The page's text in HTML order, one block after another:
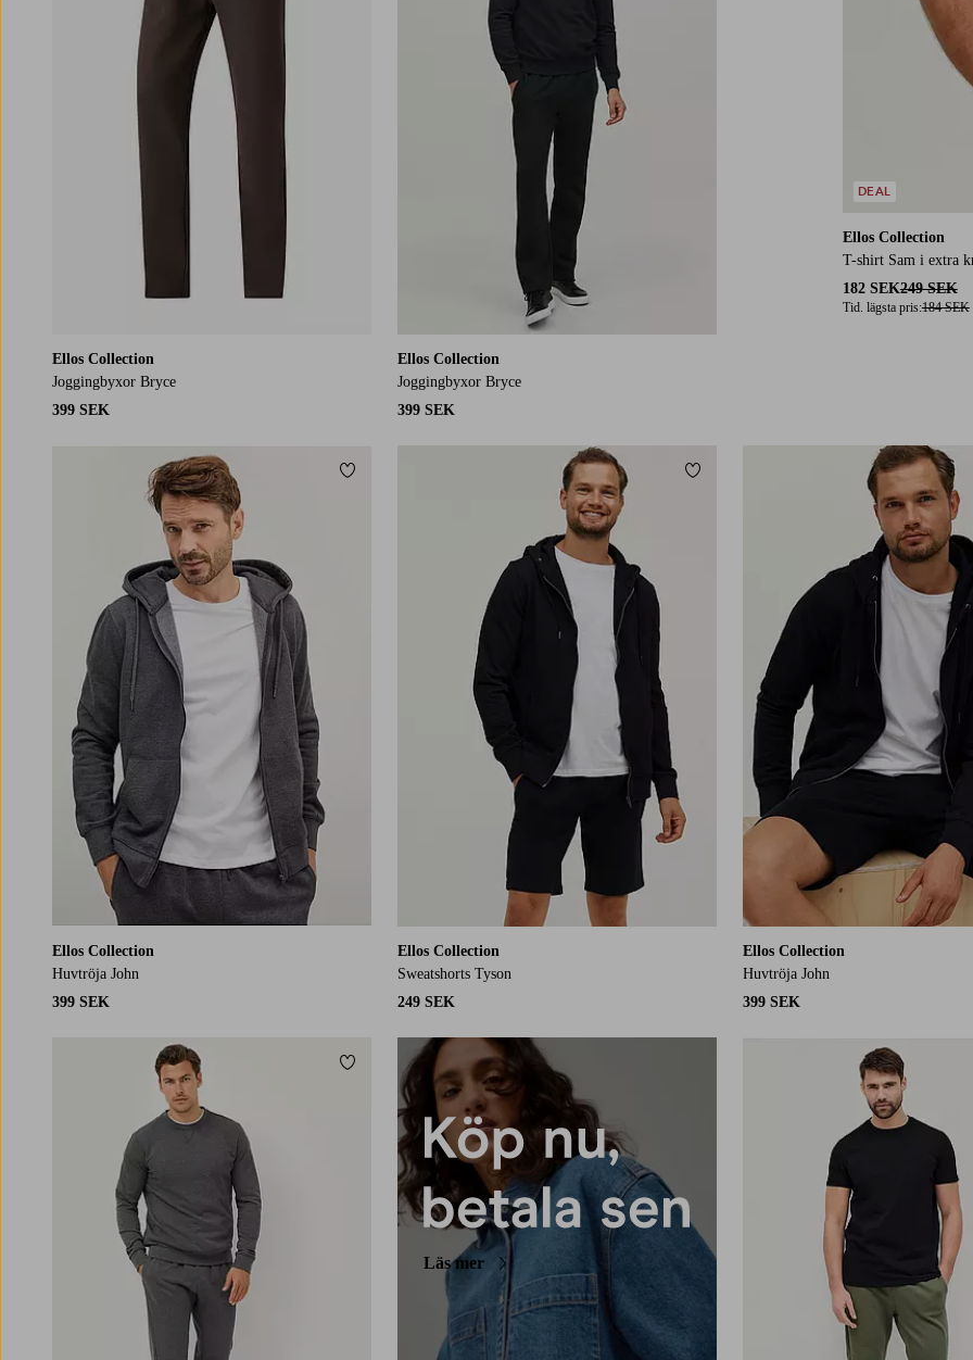
Ellos Collection
T-shirt Sam i extra
182 SEK249 SEK
Tid. lägsta pris:184 SEK
DEAL
Ellos Collection
Joggingbyxor Bryce
399 SEK
Ellos Collection
Joggingbyxor Bryce
399 SEK
Ellos Collection
Huvtröja John
399 SEK
Lägg till i favoriter
Ellos Collection
Sweatshorts Tyson
249 SEK
Lägg till i favoriter
Ellos Collection
Huvtröja John
399 SEK
Lägg till i favoriter
Läs mer